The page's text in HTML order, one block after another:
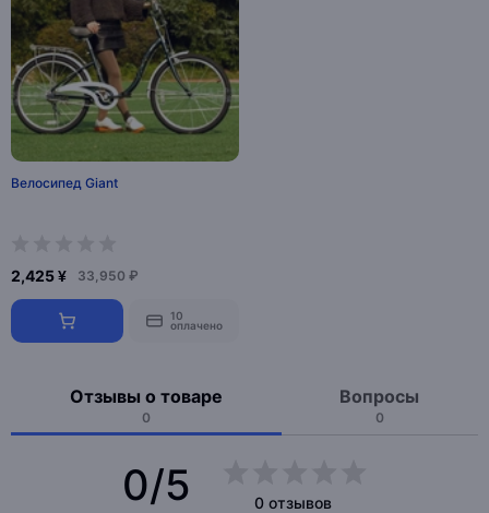
Велосипед Giant
2,425 ¥ 33,950 ₽
10
оплачено
Отзывы о товаре
0
Вопросы
0
0/5
0 отзывов